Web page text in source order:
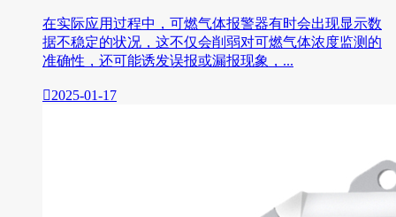
在实际应用过程中，可燃气体报警器有时会出现显示数
据不稳定的状况，这不仅会削弱对可燃气体浓度监测的
准确性，还可能诱发误报或漏报现象，...
2025-01-17